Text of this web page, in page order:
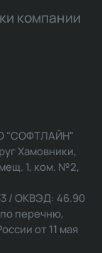
компании
"СОФТЛАЙН"
Хамовники,
1, ком. №2,
/ ОКВЭД: 46.90
перечню,
от 11 мая